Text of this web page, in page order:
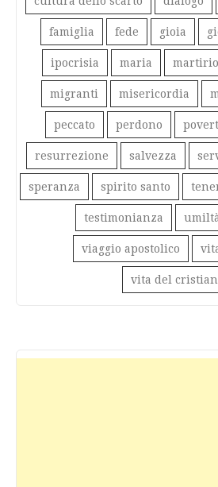
famiglia fede gioia
ipocrisia maria martirio
migranti misericordia
peccato perdono
resurrezione salvezza
speranza spirito santo
testimonianza umiltà
viaggio apostolico
vita del